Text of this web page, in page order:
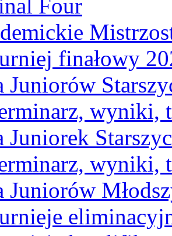
Four
finałowy
Juniorów
wyniki,
Juniorek
wyniki,
Juniorów